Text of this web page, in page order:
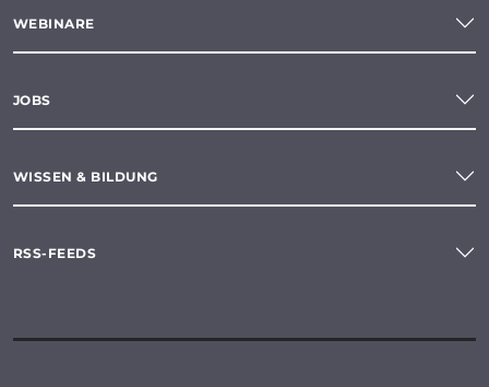
WEBINARE
JOBS
WISSEN & BILDUNG
RSS-FEEDS